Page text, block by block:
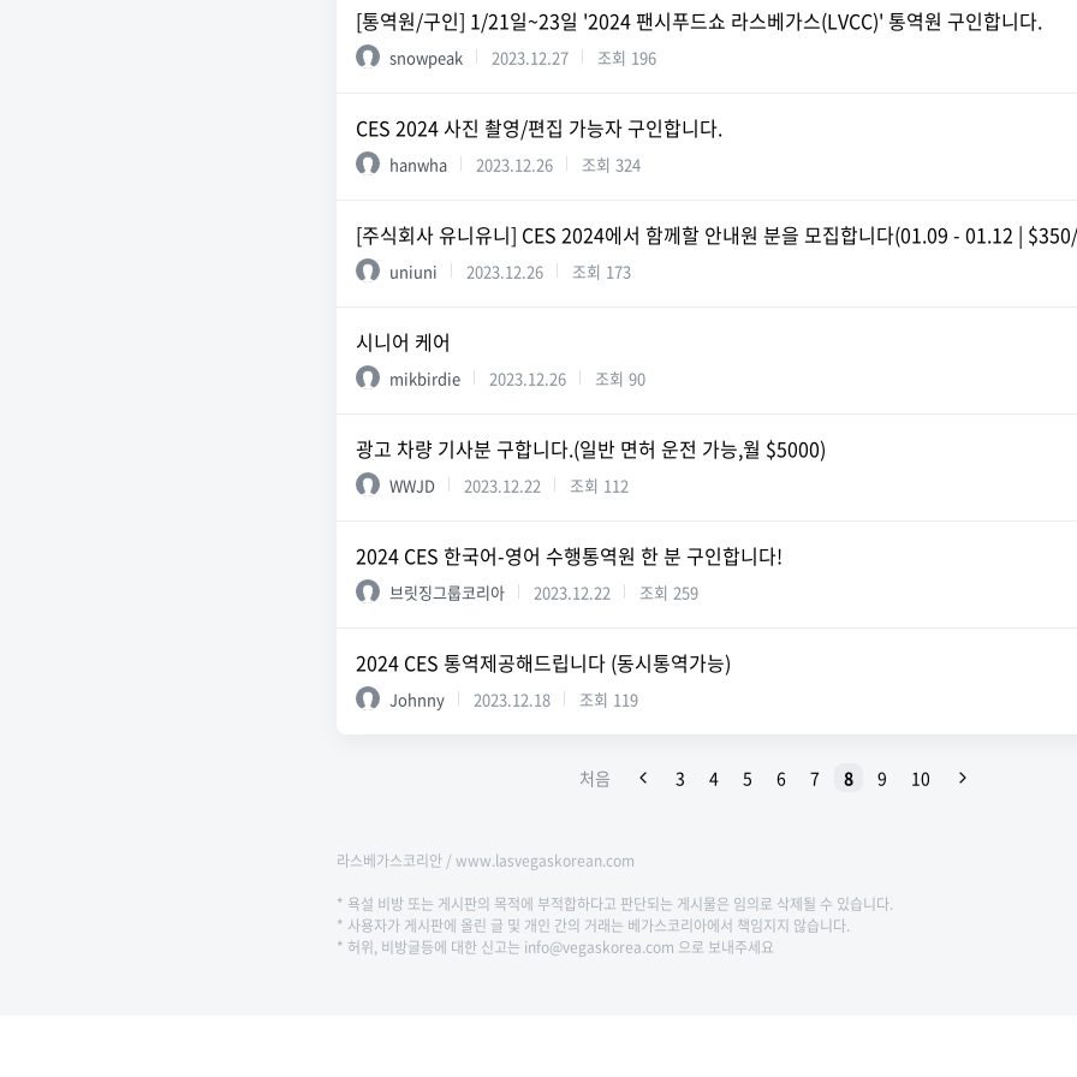
[통역원/구인] 1/21일~23일 '2024 팬시푸드쇼 라스베가스(LVCC)' 통역원 구인합니다.
snowpeak 2023.12.27 조회 196
CES 2024 사진 촬영/편집 가능자 구인합니다.
hanwha 2023.12.26 조회 324
[주식회사 유니유니] CES 2024에서 함께할 안내원 분을 모집합니다(01.09 - 01.12 |
uniuni 2023.12.26 조회 173
시니어 케어
mikbirdie 2023.12.26 조회 90
광고 차량 기사분 구합니다.(일반 면허 운전 가능,월 $5000)
WWJD 2023.12.22 조회 112
2024 CES 한국어-영어 수행통역원 한 분 구인합니다!
브릿징그룹코리아 2023.12.22 조회 259
2024 CES 통역제공해드립니다 (동시통역가능)
Johnny 2023.12.18 조회 119
처음 3 4 5 6 7 8 9 10
라스베가스코리안 / www.lasvegaskorean.com
* 욕설 비방 또는 게시판의 목적에 부적합하다고 판단되는 게시물은 임의로 삭제될 수 있습니다.
* 사용자가 게시판에 올린 글 및 개인 간의 거래는 베가스코리아에서 책임지지 않습니다.
* 허위, 비방글등에 대한 신고는 info@vegaskorea.com 으로 보내주세요